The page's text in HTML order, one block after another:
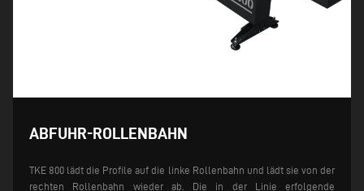
ABFUHR-ROLLENBAHN
TKE 800 lädt die Profile auf die linke Rollenbahn und lädt sie von der
rechten Rollenbahn wieder ab. Die in der Linie erfolgende